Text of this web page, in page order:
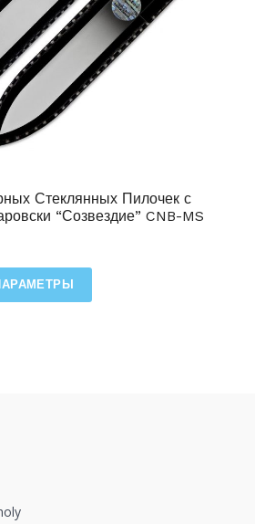
Стеклянных Пилочек с
“Созвездие” CNB-MS